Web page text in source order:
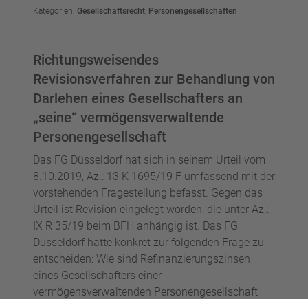
Kategorien: Gesellschaftsrecht, Personengesellschaften
Richtungsweisendes
Revisionsverfahren zur Behandlung von
Darlehen eines Gesellschafters an
„seine“ vermögensverwaltende
Personengesellschaft
Das FG Düsseldorf hat sich in seinem Urteil vom
8.10.2019, Az.: 13 K 1695/19 F umfassend mit der
vorstehenden Fragestellung befasst. Gegen das
Urteil ist Revision eingelegt worden, die unter Az.:
IX R 35/19 beim BFH anhängig ist. Das FG
Düsseldorf hatte konkret zur folgenden Frage zu
entscheiden: Wie sind Refinanzierungszinsen
eines Gesellschafters einer
vermögensverwaltenden Personengesellschaft